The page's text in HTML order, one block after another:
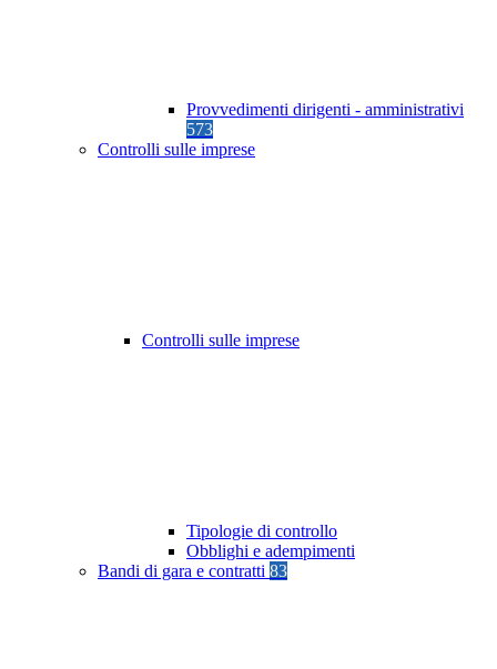
Provvedimenti dirigenti - amministrativi
573
Controlli sulle imprese
Controlli sulle imprese
Tipologie di controllo
Obblighi e adempimenti
Bandi di gara e contratti 83